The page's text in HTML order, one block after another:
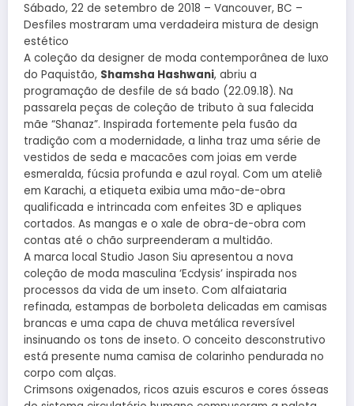
Sábado, 22 de setembro de 2018 – Vancouver, BC –
Desfiles mostraram uma verdadeira mistura de design
estético
A coleção da designer de moda contemporânea de luxo
do Paquistão, Shamsha Hashwani, abriu a
programação de desfile de sá bado (22.09.18). Na
passarela peças de coleção de tributo à sua falecida
mãe “Shanaz”. Inspirada fortemente pela fusão da
tradição com a modernidade, a linha traz uma série de
vestidos de seda e macacões com joias em verde
esmeralda, fúcsia profunda e azul royal. Com um ateliê
em Karachi, a etiqueta exibia uma mão-de-obra
qualificada e intrincada com enfeites 3D e apliques
cortados. As mangas e o xale de obra-de-obra com
contas até o chão surpreenderam a multidão.
A marca local Studio Jason Siu apresentou a nova
coleção de moda masculina ‘Ecdysis’ inspirada nos
processos da vida de um inseto. Com alfaiataria
refinada, estampas de borboleta delicadas em camisas
brancas e uma capa de chuva metálica reversível
insinuando os tons de inseto. O conceito desconstrutivo
está presente numa camisa de colarinho pendurada no
corpo com alças.
Crimsons oxigenados, ricos azuis escuros e cores ósseas